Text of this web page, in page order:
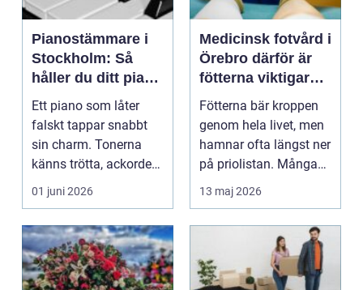
Pianostämmare i
Stockholm: Så
håller du ditt piano
i toppform
Ett piano som låter
falskt tappar snabbt
sin charm. Tonerna
känns trötta, ackorden
s...
01 juni 2026
Medicinsk fotvård i
Örebro därför är
fötterna viktigare
än du tror
Fötterna bär kroppen
genom hela livet, men
hamnar ofta längst ner
på priolistan. Många
söker hjälp f...
13 maj 2026